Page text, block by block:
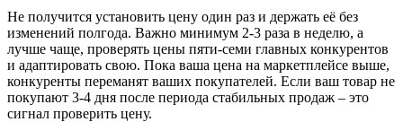
Не получится установить цену один раз и держать её без
изменений полгода. Важно минимум 2-3 раза в неделю, а
лучше чаще, проверять цены пяти-семи главных конкурентов
и адаптировать свою. Пока ваша цена на маркетплейсе выше,
конкуренты переманят ваших покупателей. Если ваш товар не
покупают 3-4 дня после периода стабильных продаж – это
сигнал проверить цену.